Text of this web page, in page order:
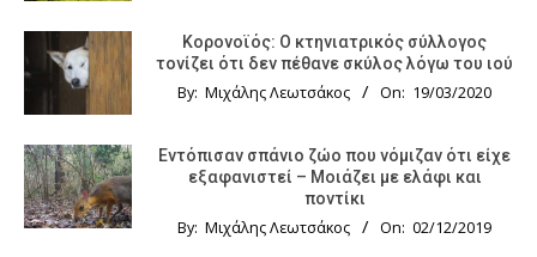
Κορονοϊός: Ο κτηνιατρικός σύλλογος
τονίζει ότι δεν πέθανε σκύλος λόγω του ιού
By: Μιχάλης Λεωτσάκος On: 19/03/2020
Εντόπισαν σπάνιο ζώο που νόμιζαν ότι είχε
εξαφανιστεί – Μοιάζει με ελάφι και
ποντίκι
By: Μιχάλης Λεωτσάκος On: 02/12/2019